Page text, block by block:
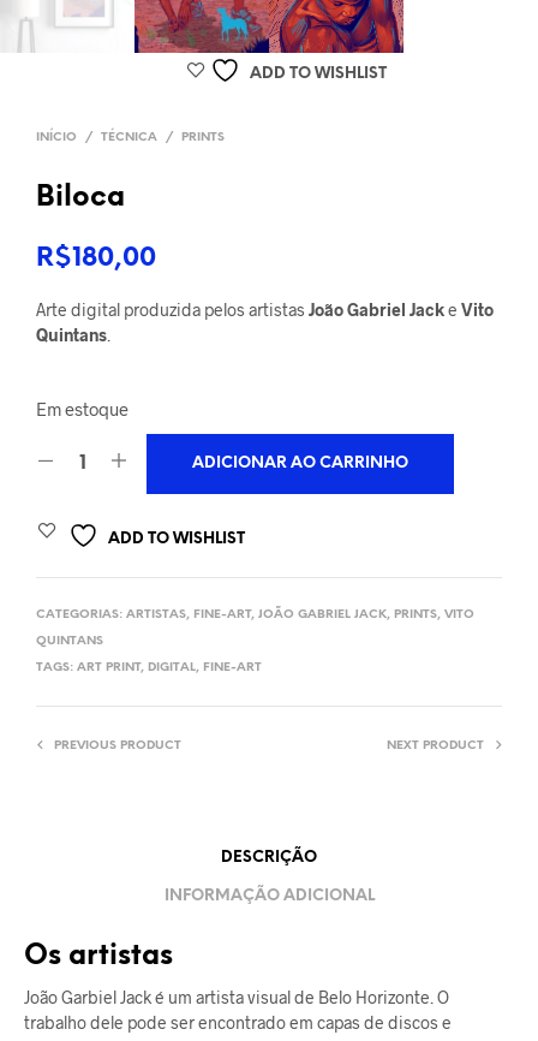
ADD TO WISHLIST
INÍCIO / TÉCNICA / PRINTS
Biloca
R$180,00
Arte digital produzida pelos artistas João Gabriel Jacke Vito
Quintans
Em estoque
ADICIONAR AO CARRINHO
ADD TO WISHLIST
CATEGORIAS: ARTISTAS, FINE-ART, JOÃO GABRIEL JACK, PRINTS, VITO
QUINTANS
TAGS: ART PRINT, DIGITAL, FINE-ART
PREVIOUS PRODUCT NEXT PRODUCT
DESCRIÇÃO
INFORMAÇÃO ADICIONAL
Os artistas
João Garbiel Jack é um artista visual de Belo Horizonte. O
trabalho dele pode ser encontrado em capas de discos e